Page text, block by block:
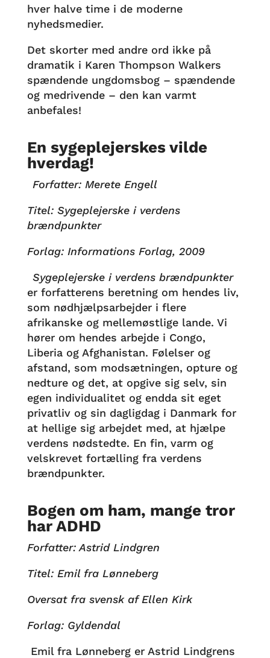
hver halve time i de moderne
nyhedsmedier.
Det skorter med andre ord ikke på
dramatik i Karen Thompson Walkers
spændende ungdomsbog – spændende
og medrivende – den kan varmt
anbefales!
En sygeplejerskes vilde
hverdag!
Forfatter: Merete Engell
Titel: Sygeplejerske i verdens
brændpunkter
Forlag: Informations Forlag, 2009
Sygeplejerske i verdens brændpunkter
er forfatterens beretning om hendes liv,
som nødhjælpsarbejder i flere
afrikanske og mellemøstlige lande. Vi
hører om hendes arbejde i Congo,
Liberia og Afghanistan. Følelser og
afstand, som modsætningen, opture og
nedture og det, at opgive sig selv, sin
egen individualitet og endda sit eget
privatliv og sin dagligdag i Danmark for
at hellige sig arbejdet med, at hjælpe
verdens nødstedte. En fin, varm og
velskrevet fortælling fra verdens
brændpunkter.
Bogen om ham, mange tror
har ADHD
Forfatter: Astrid Lindgren
Titel: Emil fra Lønneberg
Oversat fra svensk af Ellen Kirk
Forlag: Gyldendal
Emil fra Lønneberg er Astrid Lindgrens